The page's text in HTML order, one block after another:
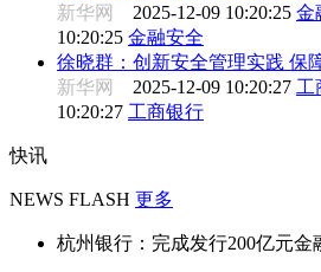
新华网 2025-12-09 10:20:25 金
10:20:25 金融安全
徐晓群：创新安全管理实践 保
新华网 2025-12-09 10:20:27 工
10:20:27 工商银行
快讯
NEWS FLASH 更多
杭州银行：完成发行200亿元金